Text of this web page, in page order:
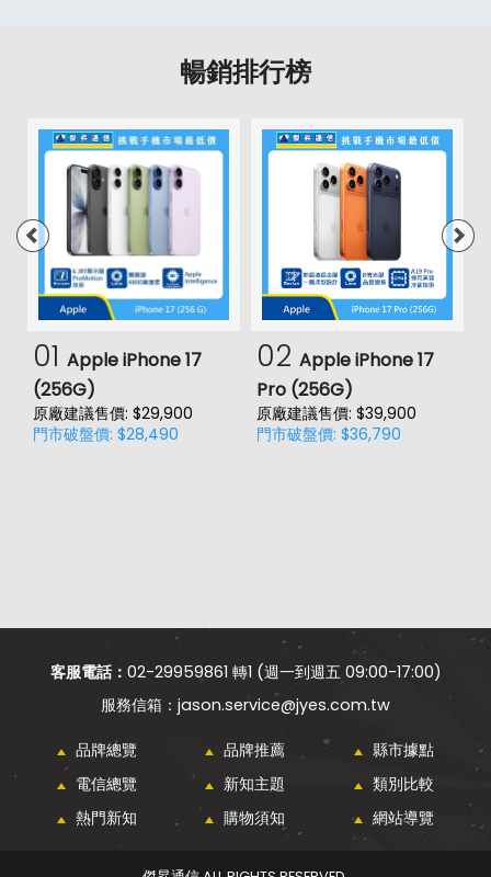
暢銷排行榜
01 Apple iPhone 17
(256G)
原廠建議售價: $29,900
門市破盤價: $28,490
02 Apple iPhone 17
Pro (256G)
原廠建議售價: $39,900
門市破盤價: $36,790
客服電話： 02-29959861 轉1 (週一到週五 09:00-17:00)
jason.service@jyes.com.tw
品牌總覽 品牌推薦
縣市據點
電信總覽
新知主題
類別比較
熱門新知
購物須知 網站導覽